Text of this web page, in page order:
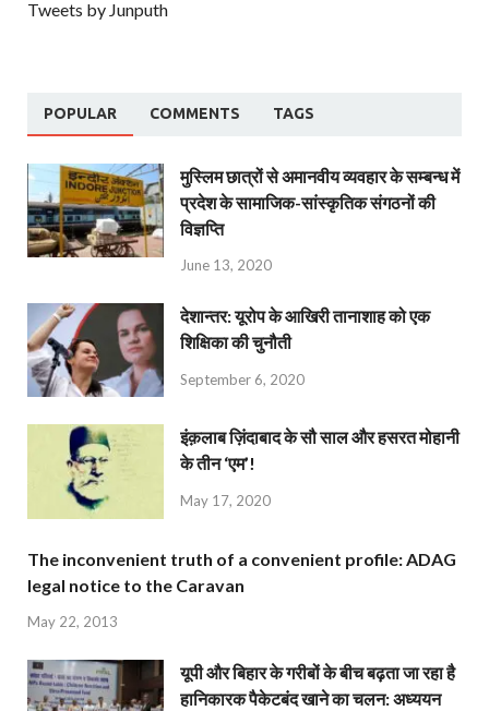
Tweets by Junputh
POPULAR COMMENTS TAGS
मुस्लिम छात्रों से अमानवीय व्यवहार के सम्बन्ध में
प्रदेश के सामाजिक-सांस्कृतिक संगठनों की
विज्ञप्ति
June 13, 2020
देशान्‍तर: यूरोप के आखिरी तानाशाह को एक
शिक्षिका की चुनौती
September 6, 2020
इंक़लाब ज़िंदाबाद के सौ साल और हसरत मोहानी
के तीन ‘एम’!
May 17, 2020
The inconvenient truth of a convenient profile: ADAG
legal notice to the Caravan
May 22, 2013
यूपी और बिहार के गरीबों के बीच बढ़ता जा रहा है
हानिकारक पैकेटबंद खाने का चलन: अध्ययन